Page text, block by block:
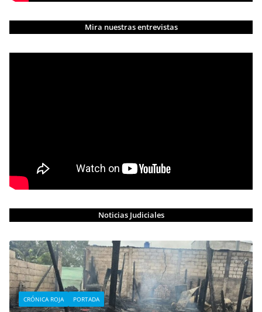
Mira nuestras entrevistas
Noticias Judiciales
CRÓNICA ROJA PORTADA